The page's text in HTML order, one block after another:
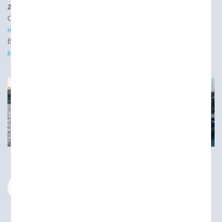
2021:
Overleg met Minister over bijmengverplichting binnenvaart (
mei 2021
Binnenvaart peinst er niet over dure biobrandstof te bunkeren (
juni 2021